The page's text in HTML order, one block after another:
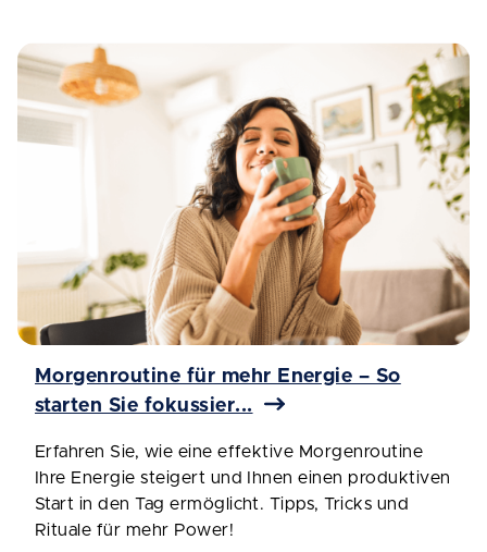
Morgenroutine für mehr Energie – So
starten Sie fokussier...
Erfahren Sie, wie eine effektive Morgenroutine
Ihre Energie steigert und Ihnen einen produktiven
Start in den Tag ermöglicht. Tipps, Tricks und
Rituale für mehr Power!